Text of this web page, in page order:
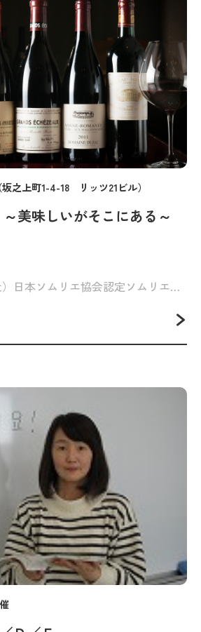
之上町1-4-18 リッツ21ビル）
～美味しいがそこにある～
南場 弓子（（一社）日本ソムリエ協会認定ソムリエール）